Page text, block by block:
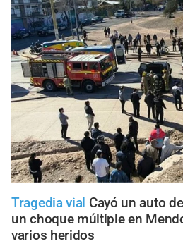
Tragedia vial Cayó un auto
un choque múltiple en
varios heridos